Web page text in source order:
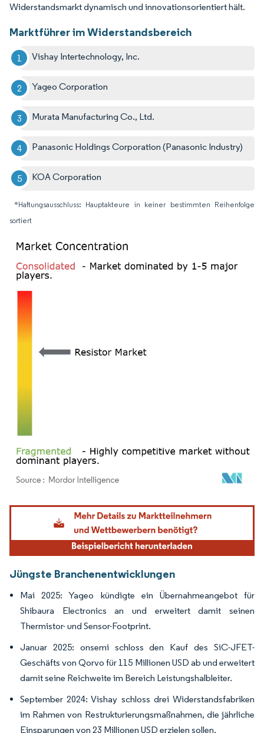
Widerstandsmarkt dynamisch und innovationsorientiert hält.
Marktführer im Widerstandsbereich
Vishay Intertechnology, Inc.
Yageo Corporation
Murata Manufacturing Co., Ltd.
Panasonic Holdings Corporation (Panasonic Industry)
KOA Corporation
*Haftungsausschluss: Hauptakteure in keiner bestimmten Reihenfolge
sortiert
Bild © Mordor Intelligence. Wiederverwendung erfordert Namensnennung gemäß
Jüngste Branchenentwicklungen
Mai 2025: Yageo kündigte ein Übernahmeangebot für
Shibaura Electronics an und erweitert damit seinen
Thermistor- und Sensor-Footprint.
Januar 2025: onsemi schloss den Kauf des SiC-JFET-
Geschäfts von Qorvo für 115 Millionen USD ab und erweitert
damit seine Reichweite im Bereich Leistungshalbleiter.
September 2024: Vishay schloss drei Widerstandsfabriken
im Rahmen von Restrukturierungsmaßnahmen, die jährliche
Einsparungen von 23 Millionen USD erzielen sollen.